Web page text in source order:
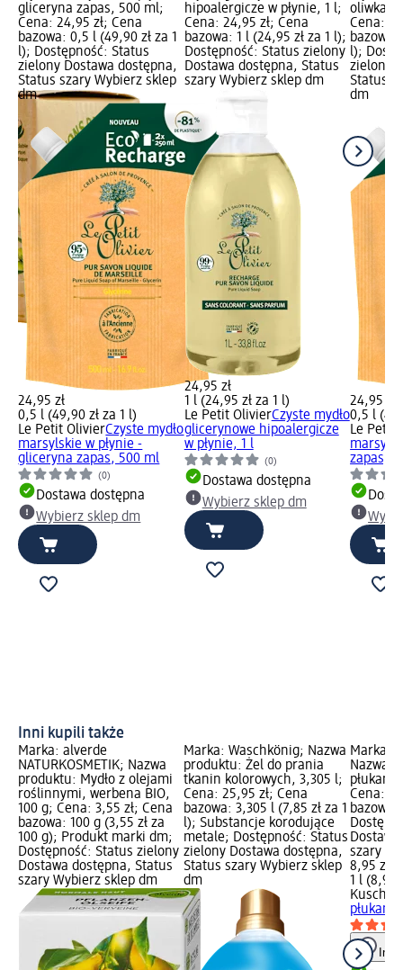
gliceryna zapas, 500 ml;
Cena: 24,95 zł; Cena
bazowa: 0,5 l (49,90 zł za 1
l); Dostępność: Status
zielony Dostawa dostępna,
Status szary Wybierz sklep
dm
24,95 zł
0,5 l (49,90 zł za 1 l)
Le Petit OlivierCzyste mydło
marsylskie w płynie -
gliceryna zapas, 500 ml
(0)
Dostawa dostępna
Wybierz sklep dm
hipoalergicze w płynie, 1 l;
Cena: 24,95 zł; Cena
bazowa: 1 l (24,95 zł za 1 l);
Dostępność: Status zielony
Dostawa dostępna, Status
szary Wybierz sklep dm
24,95 zł
1 l (24,95 zł za 1 l)
Le Petit OlivierCzyste mydło
glicerynowe hipoalergicze
w płynie, 1 l
(0)
Dostawa dostępna
Wybierz sklep dm
oliwka
Cena:
bazowa:
l);
zielony
Status
dm
24,95 zł
0,5 l
Le Petit
zapas,
Inni kupili także
Marka: alverde
NATURKOSMETIK; Nazwa
produktu: Mydło z olejami
roślinnymi, werbena BIO,
100 g; Cena: 3,55 zł; Cena
bazowa: 100 g (3,55 zł za
100 g); Produkt marki dm;
Dostępność: Status zielony
Dostawa dostępna, Status
szary Wybierz sklep dm
Marka: Waschkönig; Nazwa
produktu: Żel do prania
tkanin kolorowych, 3,305 l;
Cena: 25,95 zł; Cena
bazowa: 3,305 l (7,85 zł za 1
l); Substancje korodujące
metale; Dostępność: Status
zielony Dostawa dostępna,
Status szary Wybierz sklep
dm
Marka:
Nazwa
Cena:
bazowa:
szary
8,95 zł
1 l (8,95